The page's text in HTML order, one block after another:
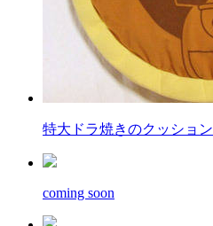
特大ドラ焼きのクッション
coming soon